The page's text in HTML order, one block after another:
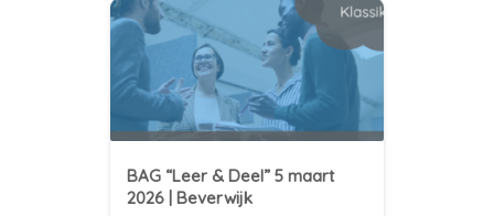
BAG “Leer & Deel” 5 maart
2026 | Beverwijk